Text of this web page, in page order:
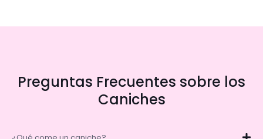
Preguntas Frecuentes sobre los
Caniches